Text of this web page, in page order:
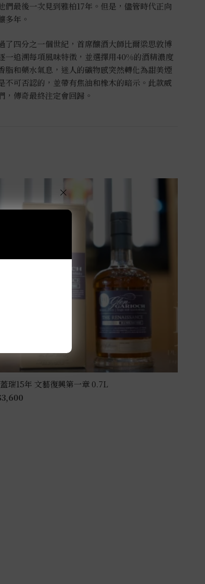
們最後一次見到雅柏17年。但是，儘管時代正向
多年。
了四分之一個世紀，首席釀酒大師比爾梁思敦博
一追溯每項風味特徵，並選擇用40%的酒精濃度
脂和藥水氣息，迷人的礦物感突然轉化為甜美煙
不可否認的，並帶有焦油和橡木的暗示。此款威
，傳奇最終注定會回歸。
瑞15年 文藝復興第一章 0.7L
3,600
×